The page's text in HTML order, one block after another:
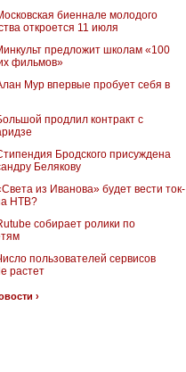
биеннале молодого
откроется 11 июля
предложит школам «100
фильмов»
Мур впервые пробует себя в
продлил контракт с
Бродского присуждена
Белякову
из Иванова» будет вести ток-
НТВ?
собирает ролики по
пользователей сервисов
растет
›